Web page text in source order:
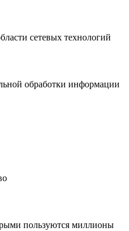
сетевых технологий
обработки информации
пользуются миллионы